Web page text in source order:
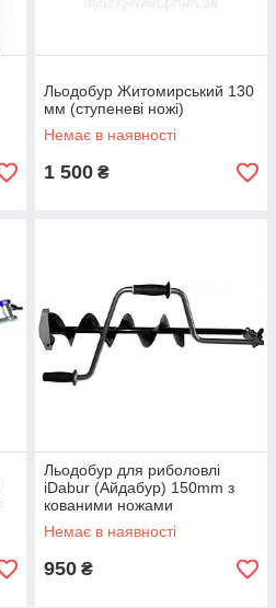
Льодобур Житомирський 130
мм (ступеневі ножі)
Немає в наявності
1 500 ₴
Льодобур для риболовлі
iDabur (Айдабур) 150mm з
кованими ножами
Немає в наявності
950 ₴